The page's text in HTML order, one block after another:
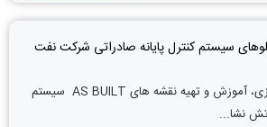
سیستم کنترل پایانه صادراتی شرکت نفت
خرید،اصلاح، راه اندازی، آموزش و تهیه نقشه های AS BUILT سیستم
نشا...